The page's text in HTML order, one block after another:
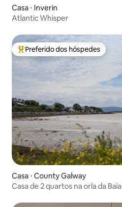
Casa ⋅ Inverin
Atlantic Whisper
Entre os melhores preferidos
Preferido dos hóspedes
Casa ⋅ County Galway
Casa de 2 quartos na orla da